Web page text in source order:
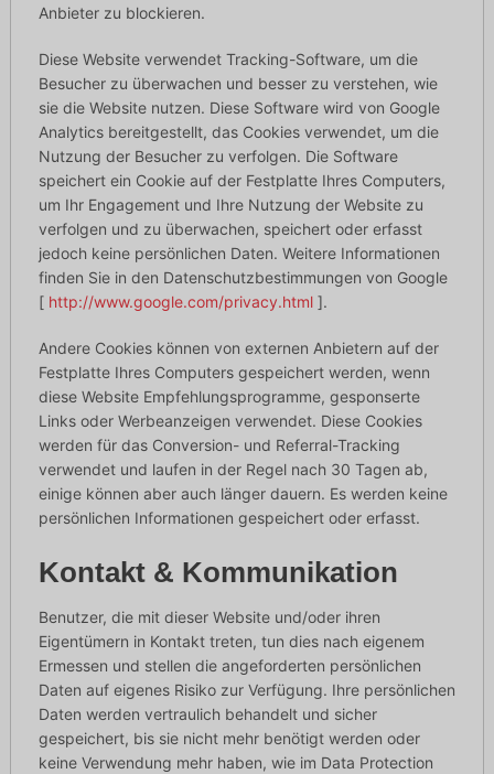
Anbieter zu blockieren.
Diese Website verwendet Tracking-Software, um die
Besucher zu überwachen und besser zu verstehen, wie
sie die Website nutzen. Diese Software wird von Google
Analytics bereitgestellt, das Cookies verwendet, um die
Nutzung der Besucher zu verfolgen. Die Software
speichert ein Cookie auf der Festplatte Ihres Computers,
um Ihr Engagement und Ihre Nutzung der Website zu
verfolgen und zu überwachen, speichert oder erfasst
jedoch keine persönlichen Daten. Weitere Informationen
finden Sie in den Datenschutzbestimmungen von Google
[ http://www.google.com/privacy.html ].
Andere Cookies können von externen Anbietern auf der
Festplatte Ihres Computers gespeichert werden, wenn
diese Website Empfehlungsprogramme, gesponserte
Links oder Werbeanzeigen verwendet. Diese Cookies
werden für das Conversion- und Referral-Tracking
verwendet und laufen in der Regel nach 30 Tagen ab,
einige können aber auch länger dauern. Es werden keine
persönlichen Informationen gespeichert oder erfasst.
Kontakt & Kommunikation
Benutzer, die mit dieser Website und/oder ihren
Eigentümern in Kontakt treten, tun dies nach eigenem
Ermessen und stellen die angeforderten persönlichen
Daten auf eigenes Risiko zur Verfügung. Ihre persönlichen
Daten werden vertraulich behandelt und sicher
gespeichert, bis sie nicht mehr benötigt werden oder
keine Verwendung mehr haben, wie im Data Protection